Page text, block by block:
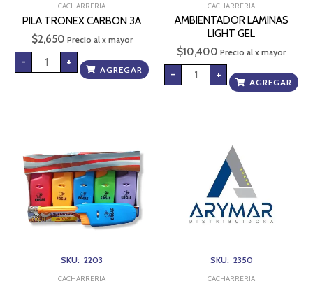
CACHARRERIA
PILA TRONEX CARBON 3A
$2,650 Precio al x mayor
- +
AGREGAR
CACHARRERIA
AMBIENTADOR LAMINAS
LIGHT GEL
$10,400 Precio al x mayor
- +
AGREGAR
SKU: 2203
CACHARRERIA
SKU: 2350
CACHARRERIA